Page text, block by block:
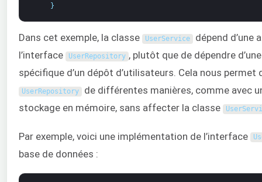
}
Dans cet exemple, la classe UserService dépend d’une
l’interface
UserRepository , plutôt que de dépendre
spécifique d’un dépôt d’utilisateurs. Cela nous permet
UserRepository de différentes manières, comme avec
stockage en mémoire, sans affecter la classe
Par exemple, voici une implémentation de l’interface
base de données :